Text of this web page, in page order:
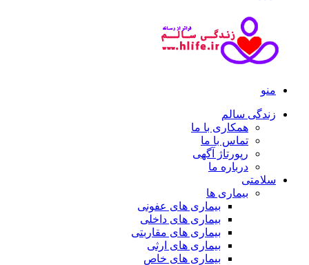
منو
زندگی سالم
همکاری با ما
تماس با ما
رپورتاژ آگهی
درباره ما
سلامتی
بیماری ها
بیماری های عفونی
بیماری های داخلی
بیماری های مقاربتی
بیماری های ارثی
بیماری های خاص